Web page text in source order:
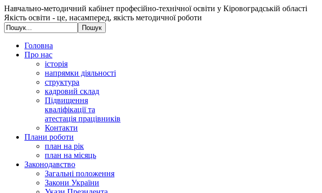
Навчально-методичний кабінет професійно-технічної освіти у Кіровоградській області
Якість освіти - це, насамперед, якість методичної роботи
Головна
Про нас
історія
напрямки діяльності
структура
кадровий склад
Підвищення
кваліфікації та
атестація працівників
Контакти
Плани роботи
план на рік
план на місяць
Законодавство
Загальні положення
Закони України